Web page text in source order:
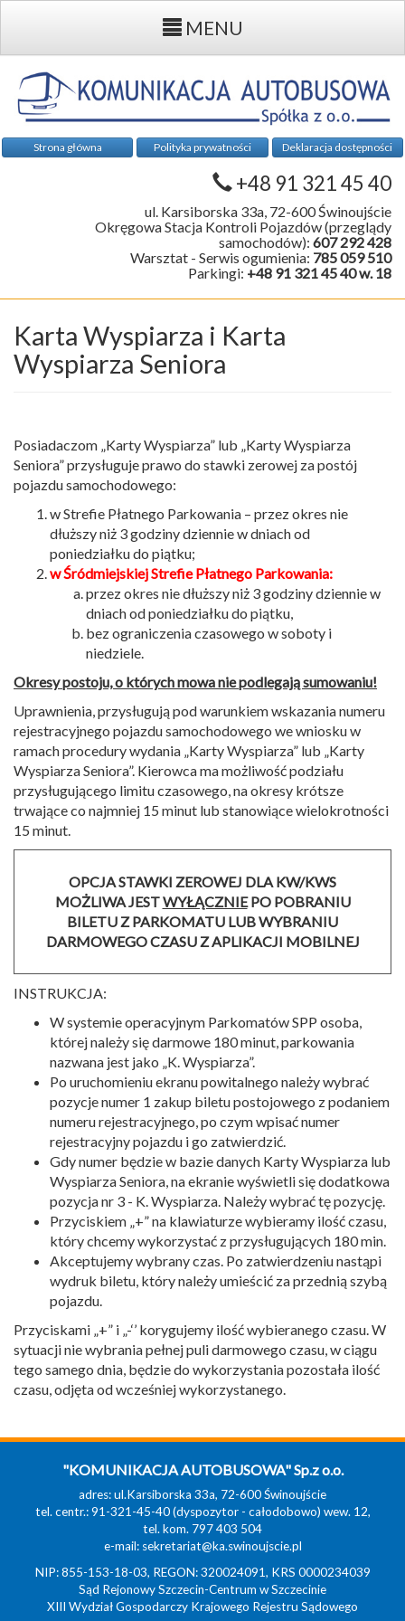
MENU
Strona główna Polityka prywatności Deklaracja dostępności
+48 91 321 45 40
ul. Karsiborska 33a, 72-600 Świnoujście
Okręgowa Stacja Kontroli Pojazdów (przeglądy
samochodów): 607 292 428
Warsztat - Serwis ogumienia: 785 059 510
Parkingi: +48 91 321 45 40 w. 18
Karta Wyspiarza i Karta
Wyspiarza Seniora
Posiadaczom „Karty Wyspiarza” lub „Karty Wyspiarza
Seniora” przysługuje prawo do stawki zerowej za postój
pojazdu samochodowego:
w Strefie Płatnego Parkowania – przez okres nie
dłuższy niż 3 godziny dziennie w dniach od
poniedziałku do piątku;
w Śródmiejskiej Strefie Płatnego Parkowania:
przez okres nie dłuższy niż 3 godziny dziennie w
dniach od poniedziałku do piątku,
bez ograniczenia czasowego w soboty i
niedziele.
Okresy postoju, o których mowa nie podlegają sumowaniu!
Uprawnienia, przysługują pod warunkiem wskazania numeru
rejestracyjnego pojazdu samochodowego we wniosku w
ramach procedury wydania „Karty Wyspiarza” lub „Karty
Wyspiarza Seniora”. Kierowca ma możliwość podziału
przysługującego limitu czasowego, na okresy krótsze
trwające co najmniej 15 minut lub stanowiące wielokrotności
15 minut.
OPCJA STAWKI ZEROWEJ DLA KW/KWS
MOŻLIWA JESTWYŁĄCZNIEPO POBRANIU
BILETU Z PARKOMATU LUB WYBRANIU
DARMOWEGO CZASU Z APLIKACJI MOBILNEJ
INSTRUKCJA:
W systemie operacyjnym Parkomatów SPP osoba,
której należy się darmowe 180 minut, parkowania
nazwana jest jako „K. Wyspiarza”.
Po uruchomieniu ekranu powitalnego należy wybrać
pozycje numer 1 zakup biletu postojowego z podaniem
numeru rejestracyjnego, po czym wpisać numer
rejestracyjny pojazdu i go zatwierdzić.
Gdy numer będzie w bazie danych Karty Wyspiarza lub
Wyspiarza Seniora, na ekranie wyświetli się dodatkowa
pozycja nr 3 - K. Wyspiarza. Należy wybrać tę pozycję.
Przyciskiem „+” na klawiaturze wybieramy ilość czasu,
który chcemy wykorzystać z przysługujących 180 min.
Akceptujemy wybrany czas. Po zatwierdzeniu nastąpi
wydruk biletu, który należy umieścić za przednią szybą
pojazdu.
Przyciskami „+” i „-‘’ korygujemy ilość wybieranego czasu. W
sytuacji nie wybrania pełnej puli darmowego czasu, w ciągu
tego samego dnia, będzie do wykorzystania pozostała ilość
czasu, odjęta od wcześniej wykorzystanego.
"KOMUNIKACJA AUTOBUSOWA" Sp.z o.o.
adres: ul.Karsiborska 33a, 72-600 Świnoujście
tel. centr.: 91-321-45-40 (dyspozytor - całodobowo) wew. 12,
tel. kom. 797 403 504
e-mail: sekretariat@ka.swinoujscie.pl
NIP: 855-153-18-03, REGON: 320024091, KRS 0000234039
Sąd Rejonowy Szczecin-Centrum w Szczecinie
XIII Wydział Gospodarczy Krajowego Rejestru Sądowego